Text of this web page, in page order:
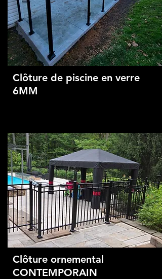
Clôture de piscine en verre
6MM
Clôture ornemental
CONTEMPORAIN